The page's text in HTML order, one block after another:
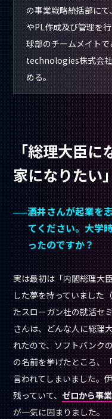
の事業戦略統括部に
やPL作成及び管理を
球部のチームメイト
technologies株式会
める。
「総理大臣
家になりたい
酒井さんが起業を
てください。大学
ったのですか？
実は最初は「内閣総理大
した夢を持っていました
たスローガン社の就活セ
さんは、どんな人に総理
れたので、ソフトバンク
の名前を挙げたところ、
言われてしまいました。
残っていて、ゼロから事
が一気に固まりました。